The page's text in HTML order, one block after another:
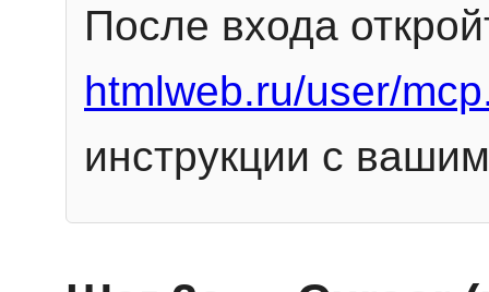
После входа
htmlweb.ru/user/
инструкции с